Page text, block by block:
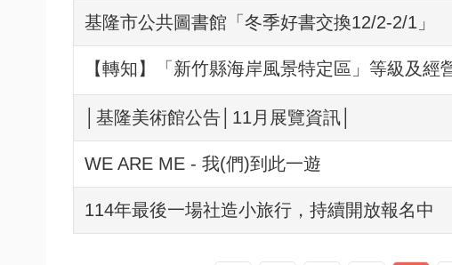
基隆市公共圖書館「冬季好書交換12/2-2/1」
【轉知】「新竹縣海岸風景特定區」等級及經
│基隆美術館公告│11月展覽資訊│
WE ARE ME - 我(們)到此一遊
114年最後一場社造小旅行，持續開放報名中